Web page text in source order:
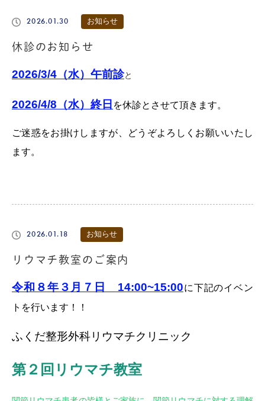
2026.01.30 お知らせ
休診のお知らせ
2026/3/4（水）午前診と
2026/4/8（水）終日 を休診とさせて頂きます。
ご迷惑をお掛けしますが、どうぞよろしくお願いいたし
ます。
2026.01.18 お知らせ
リウマチ教室のご案内
令和８年３月７日 14:00~15:00に下記のイベン
トを行います！！
ふくだ整形外科リウマチクリニック
第２ 回リウマチ教室